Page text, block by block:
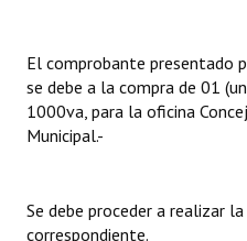
Dictámenes Asesoría Letrada
Actas de Sesión
Informes de Unidad
El comprobante presentado
se debe a la compra de 01
1000va, para la oficina
Municipal.-
Se debe proceder a realizar
correspondiente.